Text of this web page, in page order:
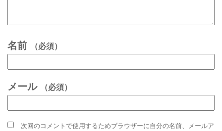
名前 （必須）
メール （必須）
次回のコメントで使用するためブラウザーに自分の名前、メールア